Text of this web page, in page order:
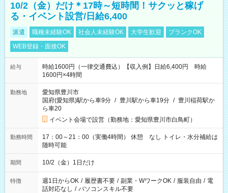
10/2（金）だけ＊17時～短時間！サクッと稼げ
る・イベント設営/日給6,400
派遣 職種未経験OK 社会人未経験OK 大学生歓迎
ブランクOK
WEB登録・面接OK
給与
時給1600円（一律交通費込）【収入例】日給6,400円 時給
1600円×4時間
勤務地
愛知県豊川市
国府(愛知県)駅から車9分 / 豊川駅から車19分 / 豊川稲荷駅か
ら車20
イベント会場で設営（勤務地：愛知県豊川市白鳥町）
勤務時間
17：00～21：00（実働4時間） 休憩 なし トイレ・水分補給は
随時可能
期間 10/2（金）1日だけ
特徴 週1日からOK / 履歴書不要 / 副業・WワークOK / 服装自由 / 電
話対応なし / パソコンスキル不要